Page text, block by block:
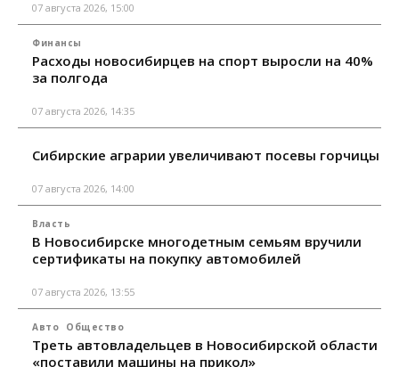
07 августа 2026, 15:00
Финансы
Расходы новосибирцев на спорт выросли на 40%
за полгода
07 августа 2026, 14:35
Сибирские аграрии увеличивают посевы горчицы
07 августа 2026, 14:00
Власть
В Новосибирске многодетным семьям вручили
сертификаты на покупку автомобилей
07 августа 2026, 13:55
Авто Общество
Треть автовладельцев в Новосибирской области
«поставили машины на прикол»